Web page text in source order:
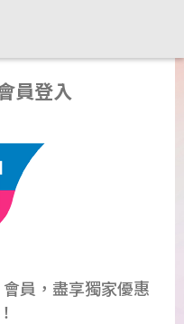
員登入
員，盡享獨家優惠